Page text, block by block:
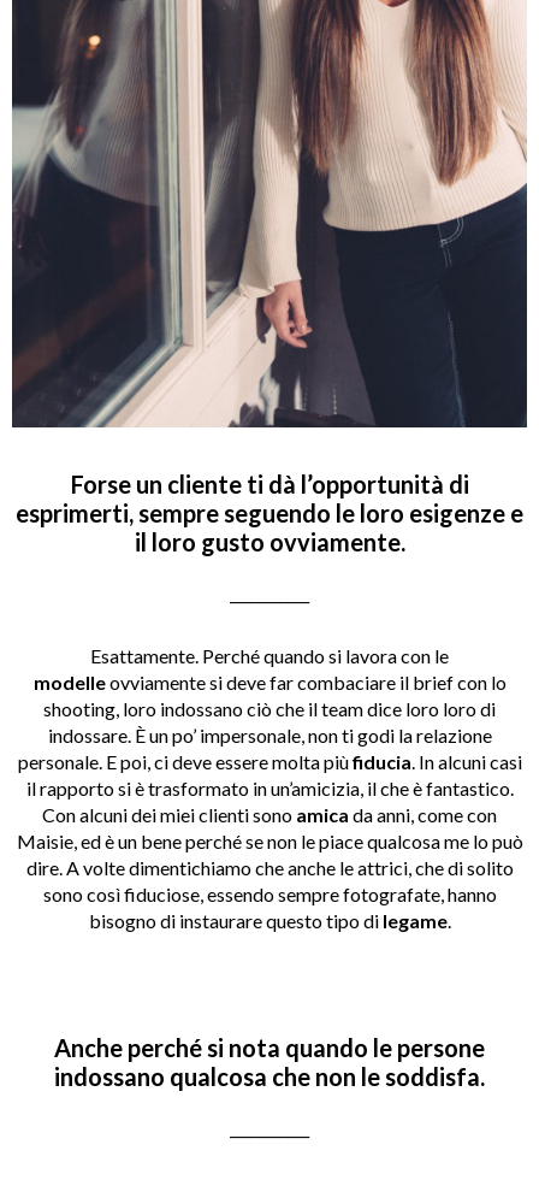
Forse un cliente ti dà l’opportunità di
esprimerti, sempre seguendo le loro esigenze e
il loro gusto ovviamente.
Esattamente. Perché quando si lavora con le
modelleovviamente si deve far combaciare il brief con lo
shooting, loro indossano ciò che il team dice loro loro di
indossare. È un po’ impersonale, non ti godi la relazione
personale. E poi, ci deve essere molta piùfiducia. In alcuni casi
il rapporto si è trasformato in un’amicizia, il che è fantastico.
Con alcuni dei miei clienti sono amica da anni, come con
Maisie, ed è un bene perché se non le piace qualcosa me lo può
dire. A volte dimentichiamo che anche le attrici, che di solito
sono così fiduciose, essendo sempre fotografate, hanno
bisogno di instaurare questo tipo di legame.
Anche perché si nota quando le persone
indossano qualcosa che non le soddisfa.